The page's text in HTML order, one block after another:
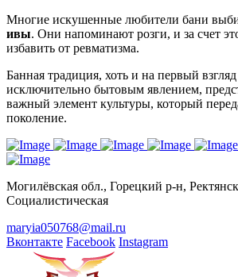
Многие искушенные любители бани
ивы. Они напоминают розги, и за счет
избавить от ревматизма.
Банная традиция, хоть и на первый
исключительно бытовым явлением,
важный элемент культуры, который
поколение.
Могилёвская обл., Горецкий р-н,
Социалистическая
maryia050768@mail.ru
Вконтакте Facebook Instagram